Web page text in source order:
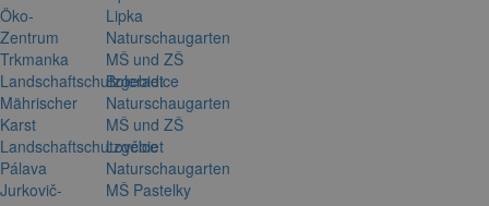
Öko-
Zentrum
Trkmanka
Landschaftschutzgebiet
Mährischer
Karst
Landschaftschutzgebiet
Pálava
Jurkovič-
Lipka
Naturschaugarten
MŠ und ZŠ
Boleradice
Naturschaugarten
MŠ und ZŠ
Lovčice
Naturschaugarten
MŠ Pastelky